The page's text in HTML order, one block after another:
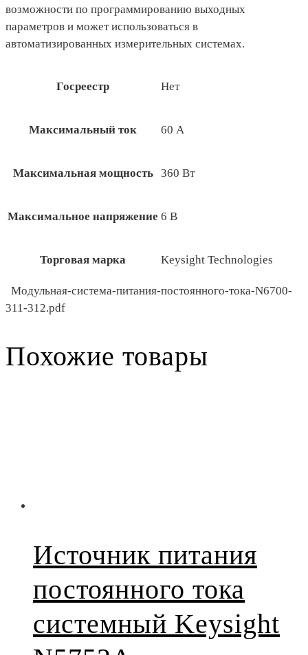
возможности по программированию выходных
параметров и может использоваться в
автоматизированных измерительных системах.
Госреестр Нет
Максимальный ток 60 А
Максимальная мощность 360 Вт
Максимальное напряжение 6 В
Торговая марка Keysight Technologies
Модульная-система-питания-постоянного-тока-N6700-
311-312.pdf
Похожие товары
Источник питания
постоянного тока
системный Keysight